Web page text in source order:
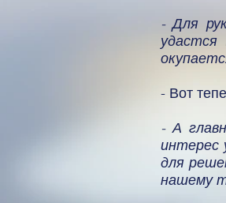
- Для
- Вот
- А
интерес
для
нашему